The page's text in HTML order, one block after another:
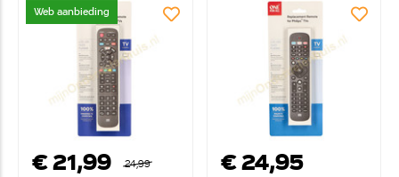
Web aanbieding
€ 21,99
24,99
€ 24,95